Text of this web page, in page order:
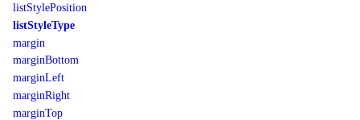
listStylePosition
listStyleType
margin
marginBottom
marginLeft
marginRight
marginTop